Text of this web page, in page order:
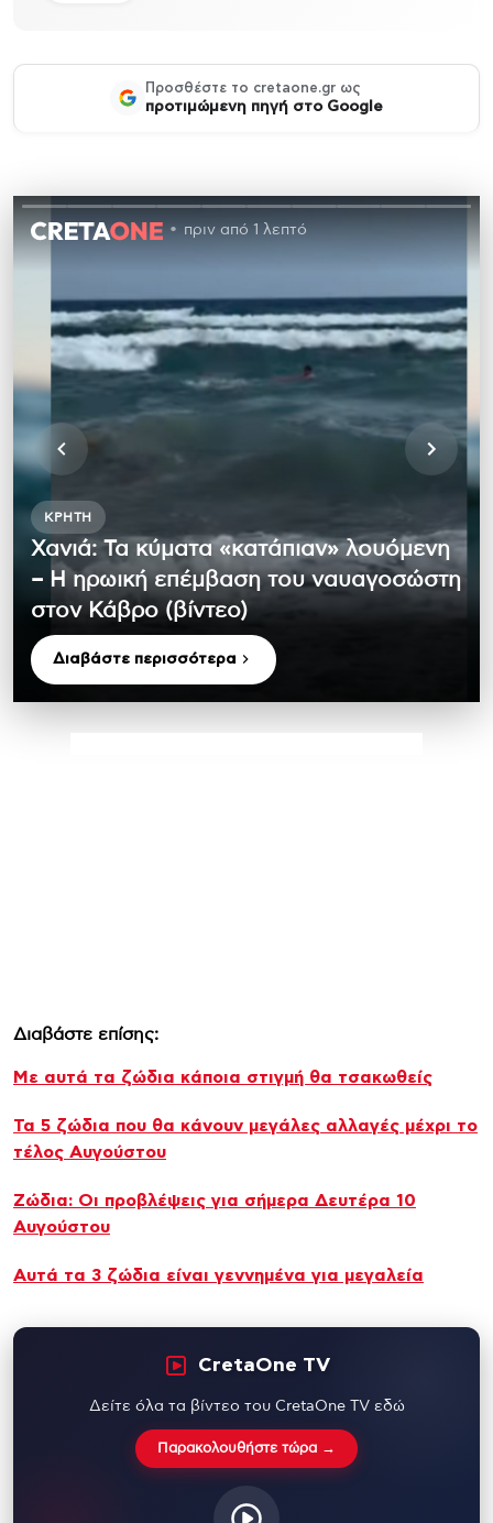
Προσθέστε το cretaone.gr ως
προτιμώμενη πηγή στο Google
πριν από 1 λεπτό
ΚΡΉΤΗ
Χανιά: Τα κύματα «κατάπιαν» λουόμενη
– Η ηρωική επέμβαση του ναυαγοσώστη
στον Κάβρο (βίντεο)
Διαβάστε περισσότερα
Διαβάστε επίσης:
Με αυτά τα ζώδια κάποια στιγμή θα τσακωθείς
Τα 5 ζώδια που θα κάνουν μεγάλες αλλαγές μέχρι το
τέλος Αυγούστου
Ζώδια: Οι προβλέψεις για σήμερα Δευτέρα 10
Αυγούστου
Αυτά τα 3 ζώδια είναι γεννημένα για μεγαλεία
CretaOne TV
Δείτε όλα τα βίντεο του CretaOne TV εδώ
Παρακολουθήστε τώρα →